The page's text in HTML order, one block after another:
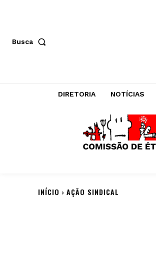
Busca
DIRETORIA NOTÍCIAS
INÍCIO AÇÃO SINDICAL